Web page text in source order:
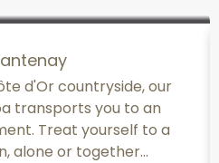
d'Or countryside, our
transports you to an
Treat yourself to a
alone or together...